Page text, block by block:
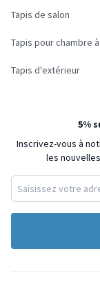
Tapis de salon
Tapis pour chambre
Tapis d'extérieur
5%
Inscrivez-vous à
les